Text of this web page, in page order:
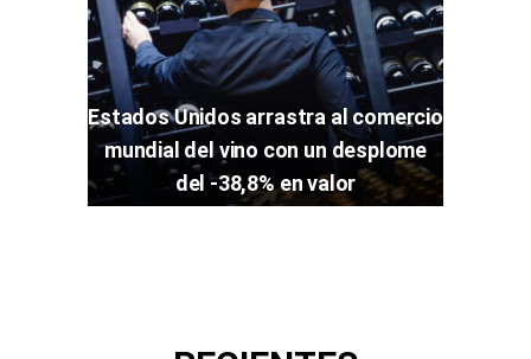
Estados Unidos arrastra al comercio
mundial del vino con un desplome
del -38,8% en valor